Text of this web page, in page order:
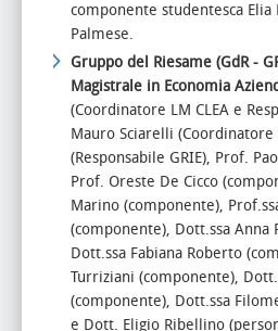
componente studentesca Elia
Palmese.
Gruppo del Riesame (GdR -
Magistrale in Economia
(Coordinatore LM CLEA e
Mauro Sciarelli (Coordinatore
(Responsabile GRIE), Prof.
Prof. Oreste De Cicco
Marino (componente),
(componente), Dott.ssa Anna
Dott.ssa Fabiana Roberto
Turriziani (componente),
(componente), Dott.ssa
e Dott. Eligio Ribellino